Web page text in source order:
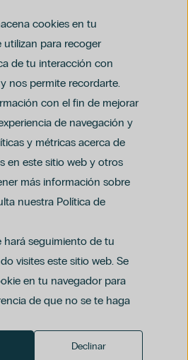
cookies en tu
para recoger
de tu interacción con
nos permite recordarte.
con el fin de mejorar
de navegación y
y métricas acerca de
en este sitio web y otros
más información sobre
nuestra Política de
hará seguimiento de tu
visites este sitio web. Se
en tu navegador para
de que no se te haga
Declinar
Ortopédica
Aparato Digestivo
Invasiva
datos